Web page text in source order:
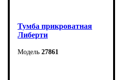
Тумба прикроватная
Либерти
27861